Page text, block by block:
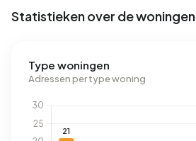
Statistieken over de woningen
Type woningen
Adressen per type woning